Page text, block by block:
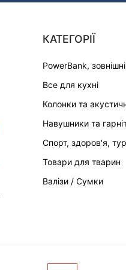
КАТЕГОРІЇ
PowerBank,
Все для кухні
Колонки та
Навушники та
Спорт, здоров'я,
Товари для тварин
Валізи / Сумки